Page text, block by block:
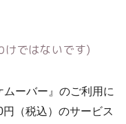
けではないです)
ーバー』のご利用に
（税込）のサービス